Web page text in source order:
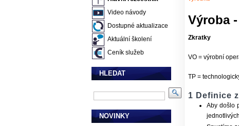
Video návody
Dostupné aktualizace
Aktuální školení
Ceník služeb
HLEDAT
NOVINKY
Výroba
Zkratky
VO = výrobní
TP =
1 Definice
Aby došlo